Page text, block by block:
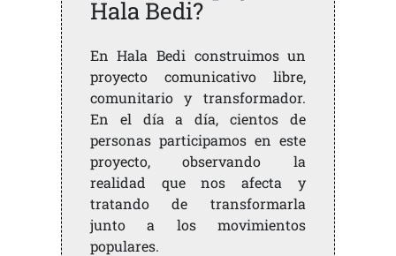
Hala Bedi?
En Hala Bedi construimos un
proyecto comunicativo libre,
comunitario y transformador.
En el día a día, cientos de
personas participamos en este
proyecto, observando la
realidad que nos afecta y
tratando de transformarla
junto a los movimientos
populares.